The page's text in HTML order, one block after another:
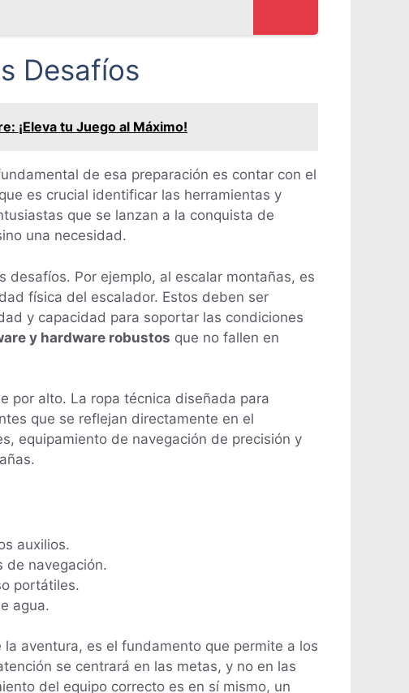
Desafíos
¡Eleva tu Juego al Máximo!
de esa preparación es contar con el
es crucial identificar las herramientas y
que se lanzan a la conquista de
una necesidad.
Por ejemplo, al escalar montañas, es
física del escalador. Estos deben ser
y capacidad para soportar las condiciones
y hardware robustos que no fallen en
por alto. La ropa técnica diseñada para
que se reflejan directamente en el
equipamiento de navegación de precisión y
auxilios.
de navegación.
portátiles.
agua.
aventura, es el fundamento que permite a los
se centrará en las metas, y no en las
del equipo correcto es en sí mismo, un